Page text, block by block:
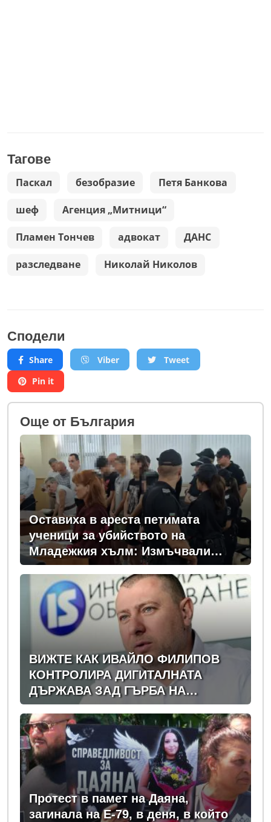
Тагове
Паскал безобразие Петя Банкова
шеф Агенция „Митници“
Пламен Тончев адвокат ДАНС
разследване Николай Николов
Сподели
Share Viber
Tweet
Pin it
Oще от България
Оставиха в ареста петимата
ученици за убийството на
Младежкия хълм: Измъчвали
Георги час, гаврили се с него и го
обрали
ВИЖТЕ КАК ИВАЙЛО ФИЛИПОВ
КОНТРОЛИРА ДИГИТАЛНАТА
ДЪРЖАВА ЗАД ГЪРБА НА
ПРАВИТЕЛСТВОТО?
(РАЗСЛЕДВАНЕ)
Протест в памет на Даяна,
загинала на Е-79, в деня, в който